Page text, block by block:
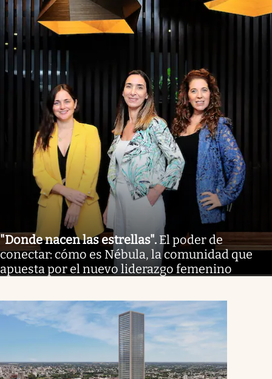
"Donde nacen las estrellas". El poder de
conectar: cómo es Nébula, la comunidad que
apuesta por el nuevo liderazgo femenino